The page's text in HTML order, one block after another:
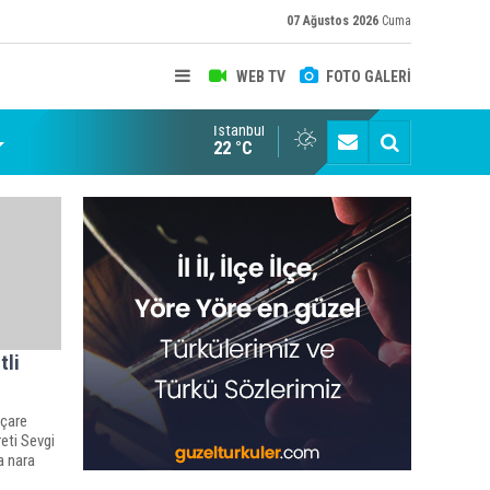
07 Ağustos 2026 Cuma
WEB TV FOTO GALERİ
İstanbul
22 °C
Sevgi
nara